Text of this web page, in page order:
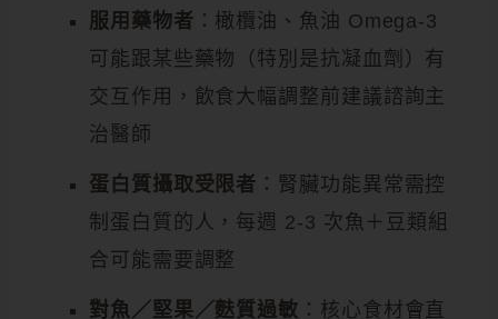
服用藥物者 ：橄欖油、魚油 Omega-3
可能跟某些藥物（特別是抗凝血劑）有
交互作用，飲食大幅調整前建議諮詢主
治醫師
蛋白質攝取受限者 ：腎臟功能異常需控
制蛋白質的人，每週 2-3 次魚＋豆類組
合可能需要調整
對魚／堅果／麩質過敏 ：核心食材會直